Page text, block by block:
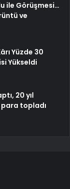
ile Görüşmesi…
ve
Yüzde 30
Yükseldi
20 yıl
topladı